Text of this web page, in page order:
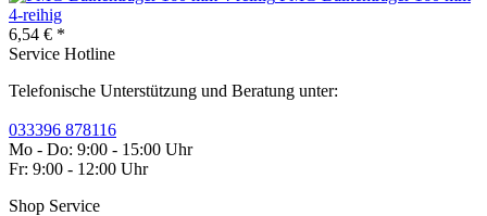
4-reihig
6,54 € *
Service Hotline
Telefonische Unterstützung und Beratung unter:
033396 878116
Mo - Do: 9:00 - 15:00 Uhr
Fr: 9:00 - 12:00 Uhr
Shop Service